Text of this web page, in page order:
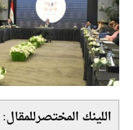
اللينك المختصرللمقال: